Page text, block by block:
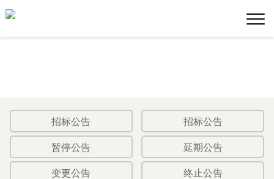
招标公告 招标公告
暂停公告 延期公告
变更公告 终止公告